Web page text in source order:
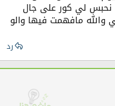
نحبس لي كور على جال
مافهمت فيها والو
رد